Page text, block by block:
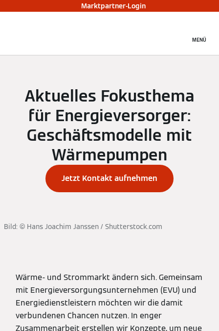
Marktpartner-Login
MENÜ
Aktuelles Fokusthema
für Energieversorger:
Geschäftsmodelle mit
Wärmepumpen
Jetzt Kontakt aufnehmen
Bild: © Hans Joachim Janssen / Shutterstock.com
Wärme- und Strommarkt ändern sich. Gemeinsam
mit Energieversorgungsunternehmen (EVU) und
Energiedienstleistern möchten wir die damit
verbundenen Chancen nutzen. In enger
Zusammenarbeit erstellen wir Konzepte, um neue